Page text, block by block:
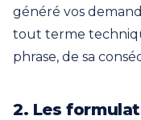
généré vos
tout terme
phrase, de sa
2. Les